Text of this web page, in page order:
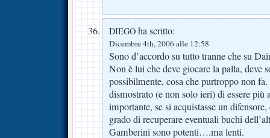
DIEGO ha scritto:
Dicembre 4th, 2006 alle 12:58
Sono d’accordo su tutto tranne che su
Non è lui che deve giocare la palla, deve
possibilmente, cosa che purtroppo non
dismostrato (e non solo ieri) di essere più
importante, se si acquistasse un
grado di recuperare eventuali buchi
Gamberini sono potenti….ma lenti.